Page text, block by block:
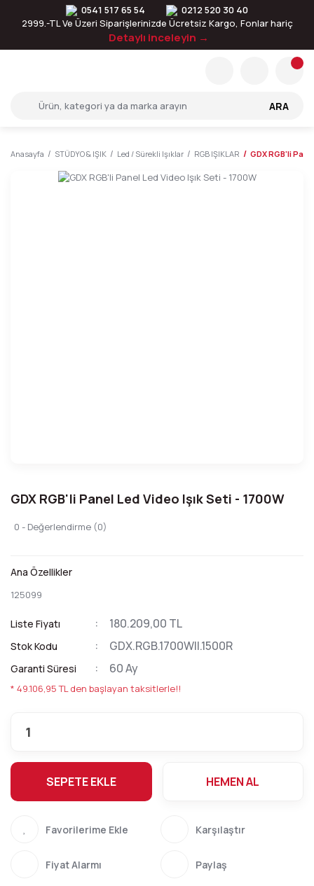
0541 517 65 54
0212 520 30 40
2999.-TL Ve Üzeri Siparişlerinizde Ücretsiz Kargo, Fonlar hariç
Detaylı inceleyin →
ARA
Anasayfa STÜDYO & IŞIK Led / Sürekli Işıklar RGB IŞIKLAR GDX RGB'li
GDX RGB'li Panel Led Video Işık Seti - 1700W
0 - Değerlendirme (0)
Ana Özellikler
125099
Liste Fiyatı 180.209,00 TL
Stok Kodu GDX.RGB.1700WII.1500R
Garanti Süresi 60 Ay
* 49.106,95 TL den başlayan taksitlerle!!
SEPETE EKLE HEMEN AL
Karşılaştır
Fiyat Alarmı Paylaş